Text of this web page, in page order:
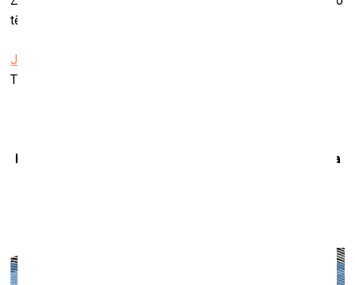
tēlniecību un formu vienkāršību.
Jūrmalas muzejs
Tirgoņu iela 29, Majori
Karīnas Vītiņas un Mārtiņa Skujas izstāde “Mākslinieka